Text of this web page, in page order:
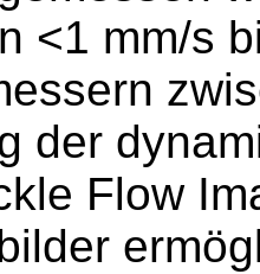
<1 mm/s
der
Flow